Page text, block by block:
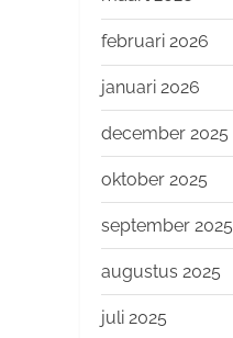
februari 2026
januari 2026
december 2025
oktober 2025
september 2025
augustus 2025
juli 2025